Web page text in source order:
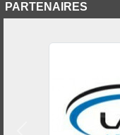
PARTENAIRES